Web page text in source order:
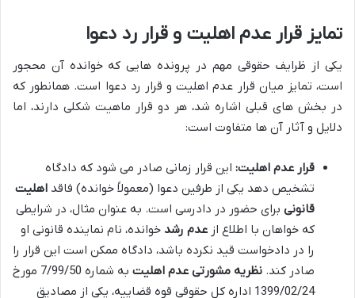
تمایز قرار عدم اهلیت و قرار رد دعوا
یکی از ظرایف حقوقی مهم در پرونده هایی که خوانده آن محجور
است، تمایز میان قرار عدم اهلیت و قرار رد دعوا است. همانطور که
در بخش های قبلی اشاره شد، هر دو قرار ماهیت شکلی دارند، اما
دلایل و آثار آن ها متفاوت است:
قرار عدم اهلیت: این قرار زمانی صادر می شود که دادگاه
تشخیص دهد یکی از طرفین دعوا (معمولاً خوانده) فاقد اهلیت
قانونی برای حضور در دادرسی است. به عنوان مثال، در شرایطی
که خواهان با اطلاع از عدم رشد خوانده، نام نماینده قانونی او
را در دادخواست قید نکرده باشد، دادگاه ممکن است این قرار را
صادر کند. نظریه مشورتی عدم اهلیت
به شماره 7/99/50 مورخ
1399/02/24 اداره کل حقوقی قوه قضاییه، یکی از مصادیق